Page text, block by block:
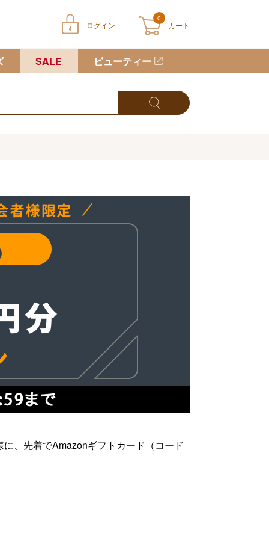
ログイン
0
カート
に商品が入っていません
SALE ビューティー
、先着でAmazonギフトカード（コード